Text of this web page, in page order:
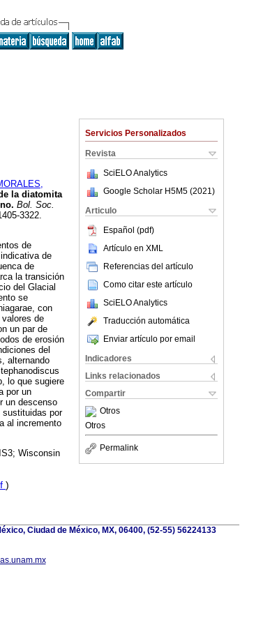
Servicios Personalizados
Revista
SciELO Analytics
Google Scholar H5M5 (2021 )
Articulo
Español (pdf)
Artículo en XML
Referencias del artículo
Como citar este artículo
SciELO Analytics
Traducción automática
Enviar artículo por email
Indicadores
Links relacionados
Compartir
Otros
Otros
Permalink
la diatomita
Bol. Soc.
3322.
de
de
de
la transición
del Glacial
se
con
de
un par de
de erosión
del
alternando
lo que sugiere
por un
un descenso
por
al incremento
Wisconsin
)
Ciudad de México, MX, 06400, (52-55) 56224133